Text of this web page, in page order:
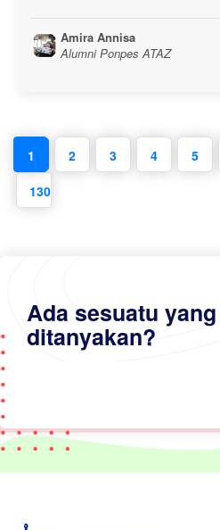
Amira Annisa
Alumni Ponpes ATAZ
1 2 3 4 5
130
Ada sesuatu
ditanyakan?